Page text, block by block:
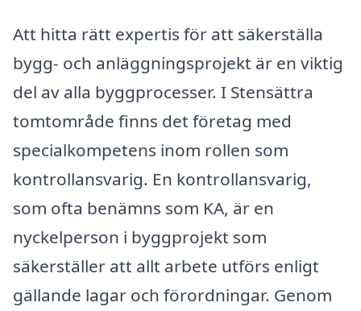
Att hitta rätt expertis för att säkerställa
bygg- och anläggningsprojekt är en viktig
del av alla byggprocesser. I Stensättra
tomtområde finns det företag med
specialkompetens inom rollen som
kontrollansvarig. En kontrollansvarig,
som ofta benämns som KA, är en
nyckelperson i byggprojekt som
säkerställer att allt arbete utförs enligt
gällande lagar och förordningar. Genom